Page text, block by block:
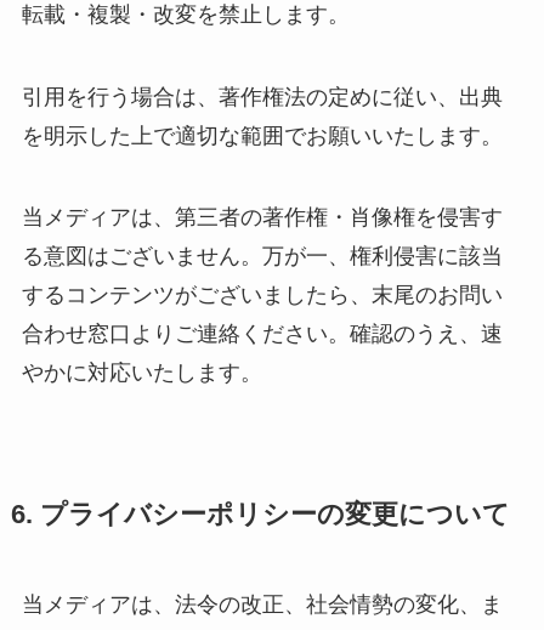
転載・複製・改変を禁止します。
引用を行う場合は、著作権法の定めに従い、出典
を明示した上で適切な範囲でお願いいたします。
当メディアは、第三者の著作権・肖像権を侵害す
る意図はございません。万が一、権利侵害に該当
するコンテンツがございましたら、末尾のお問い
合わせ窓口よりご連絡ください。確認のうえ、速
やかに対応いたします。
6. プライバシーポリシーの変更について
当メディアは、法令の改正、社会情勢の変化、ま